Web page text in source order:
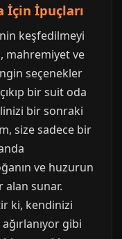
İçin İpuçları
keşfedilmeyi
mahremiyet ve
seçenekler
bir suit oda
bir sonraki
size sadece bir
ve huzurun
alan sunar.
ki, kendinizi
gibi